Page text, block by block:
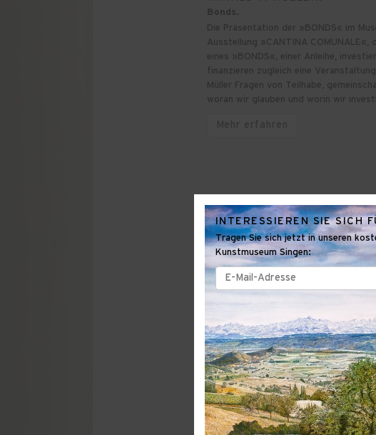
INTERESSIEREN SIE SICH
Tragen Sie sich jetzt in unseren
Kunstmuseum Singen:
E-
Mail-
Bonds.
Die Präsentation der »BONDS« im
Ausstellung »CANTINA
eines »BONDS«, einer Anleihe,
finanzieren zugleich eine
Müller Fragen von Teilhabe,
woran wir glauben und worin wir